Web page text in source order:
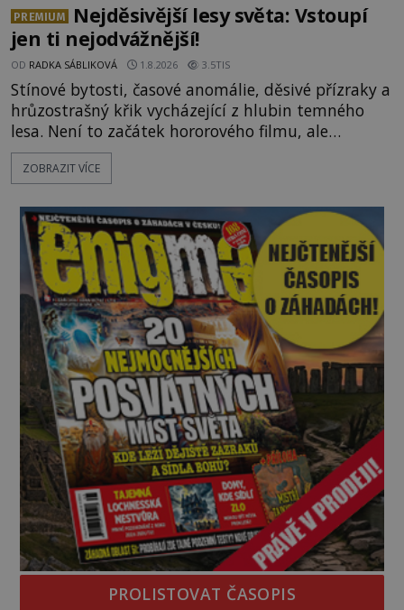
PREMIUM
Nejděsivější lesy světa: Vstoupí
jen ti nejodvážnější!
OD RADKA SÁBLIKOVÁ 1.8.2026 3.5TIS
Stínové bytosti, časové anomálie, děsivé přízraky a
hrůzostrašný křik vycházející z hlubin temného
lesa. Není to začátek hororového filmu, ale
události, které popisují návštěvníci lesů, které jsou
označovány jako nejděsivější na světě. Lidé bydlící
vyhýbají! Už jste o těchto lesích slyšeli? A odvážili
byste se je navštívit? [gallery ids="17
ZOBRAZIT VÍCE
PROLISTOVAT ČASOPIS